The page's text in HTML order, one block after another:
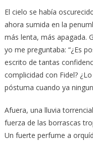
El cielo se había
ahora sumida en la
más lenta, más apagada.
yo me preguntaba: “¿Es
escrito de tantas
complicidad con Fidel?
póstuma cuando ya
Afuera, una lluvia
fuerza de las borrascas
Un fuerte perfume a